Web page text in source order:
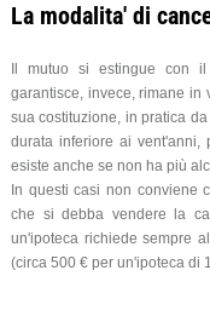
La modalita' di
Il mutuo si estingue con
garantisce, invece, rimane in
sua costituzione, in pratica
durata inferiore ai
esiste anche se non ha più
In questi casi non conviene
che si debba vendere la
un'ipoteca richiede sempre
(circa 500 € per un'ipoteca di